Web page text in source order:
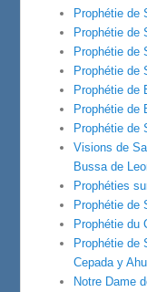
Prophétie de
Prophétie de
Prophétie de
Prophétie de
Prophétie de
Prophétie de
Prophétie de
Visions de
Bussa de
Prophéties
Prophétie de
Prophétie du
Prophétie de
Cepada y
Notre Dame